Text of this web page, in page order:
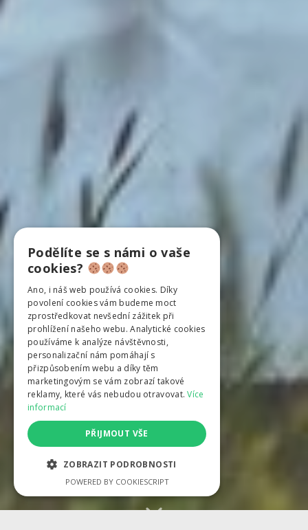
Podělíte se s námi o vaše
cookies?
Ano, i náš web používá cookies. Díky
povolení cookies vám budeme moct
zprostředkovat nevšední zážitek při
prohlížení našeho webu. Analytické cookies
používáme k analýze návštěvnosti,
personalizační nám pomáhají s
přizpůsobením webu a díky těm
marketingovým se vám zobrazí takové
reklamy, které vás nebudou otravovat.Více
informací
PŘIJMOUT VŠE
ZOBRAZIT PODROBNOSTI
POWERED BY COOKIESCRIPT